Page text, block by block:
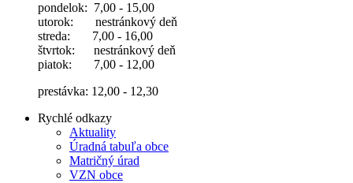
pondelok: 7,00 - 15,00
utorok: nestránkový deň
streda: 7,00 - 16,00
štvrtok: nestránkový deň
piatok: 7,00 - 12,00
prestávka: 12,00 - 12,30
Rychlé odkazy
Aktuality
Úradná tabuľa obce
Matričný úrad
VZN obce